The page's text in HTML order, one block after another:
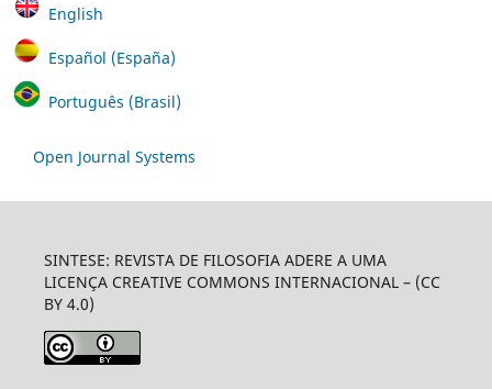
English
Español (España)
Português (Brasil)
Open Journal Systems
SINTESE: REVISTA DE FILOSOFIA ADERE A UMA
LICENÇA CREATIVE COMMONS INTERNACIONAL – (CC
BY 4.0)